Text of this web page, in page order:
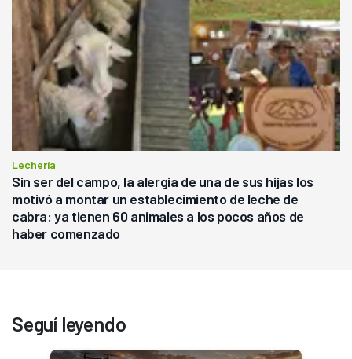
Lechería
Sin ser del campo, la alergia de una de sus hijas los
motivó a montar un establecimiento de leche de
cabra: ya tienen 60 animales a los pocos años de
haber comenzado
Seguí leyendo